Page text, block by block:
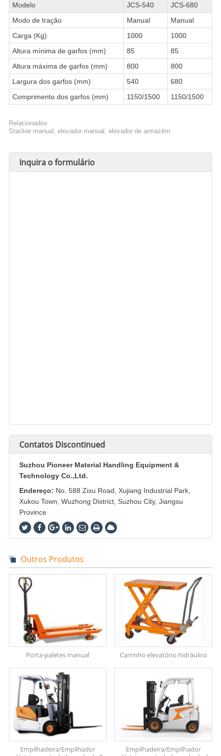
Modelo JCS-540
JCS-680
Modo de tração
Manual
Manual
Carga (Kg)
1000
1000
Altura mínima de garfos (mm)
85
85
Altura máxima de garfos (mm)
800
800
Largura dos garfos (mm)
540
680
Comprimento dos garfos (mm)
1150/1500 1150/1500
Relacionados
Stacker manual, elevador manual, elevador de armazém
Inquira o formulário
Contatos Discontinued
Suzhou Pioneer Material Handling Equipment &
Technology Co.,Ltd.
Endereço: No. 588 Zixu Road, Xujiang Industrial Park,
Xukou Town, Wuzhong District, Suzhou City, Jiangsu
Province
Outros Produtos
Porta-paletes manual Carrinho elevatório hidráulico
Empilhadeira/Empilhador
Empilhadeira/Empilhador